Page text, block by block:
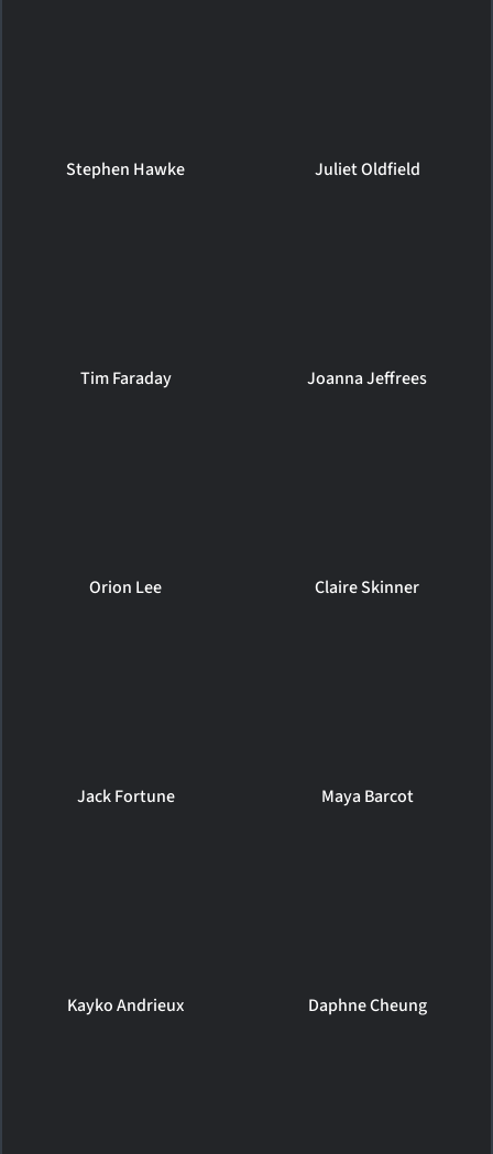
Stephen Hawke Juliet Oldfield
Tim Faraday Joanna Jeffrees
Orion Lee Claire Skinner
Jack Fortune Maya Barcot
Kayko Andrieux Daphne Cheung